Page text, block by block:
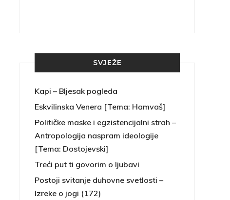
SVJEŽE
Kapi – Bljesak pogleda
Eskvilinska Venera [Tema: Hamvaš]
Političke maske i egzistencijalni strah –
Antropologija naspram ideologije
[Tema: Dostojevski]
Treći put ti govorim o ljubavi
Postoji svitanje duhovne svetlosti –
Izreke o jogi (172)